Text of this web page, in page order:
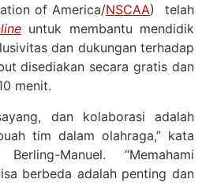
of America/NSCAA) telah
untuk membantu mendidik
dan dukungan terhadap
disediakan secara gratis dan
menit.
dan kolaborasi adalah
tim dalam olahraga,” kata
Manuel. “Memahami
berbeda adalah penting dan